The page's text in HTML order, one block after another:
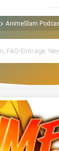
AnimeSlam